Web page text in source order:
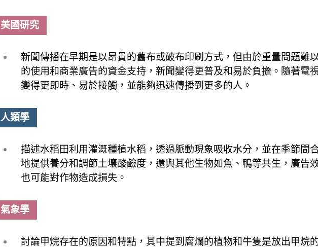
美國研究
新聞傳播在早期是以昂貴的舊布或破布印刷方式，但由於重量問題難
的使用和商業廣告的資金支持，新聞變得更普及和易於負擔。隨著電
變得更即時、易於接觸，並能夠迅速傳播到更多的人。
人類學
描述水稻田利用灌溉種植水稻，透過脈動現象吸收水分，並在季節間
地提供養分和調節土壤酸鹼度，還與其他生物如魚、鴨等共生，廣告
也可能對作物造成損失。
氣象學
討論甲烷存在的原因和特點，其中提到腐爛的植物和牛隻是放出甲烷